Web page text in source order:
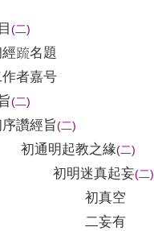
(二)
䟽名題
者嘉号
(二)
讚經旨(二)
初通明起教之緣(二)
初明迷真起妄(二)
初真空
二妄有